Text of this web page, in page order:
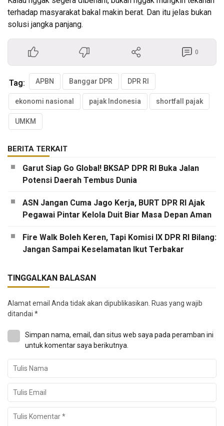
terhadap masyarakat bakal makin berat. Dan itu jelas bukan
solusi jangka panjang.
0
Tag: APBN Banggar DPR DPR RI
ekonomi nasional pajak Indonesia shortfall pajak
UMKM
BERITA TERKAIT
Garut Siap Go Global! BKSAP DPR RI Buka Jalan
Potensi Daerah Tembus Dunia
ASN Jangan Cuma Jago Kerja, BURT DPR RI Ajak
Pegawai Pintar Kelola Duit Biar Masa Depan Aman
Fire Walk Boleh Keren, Tapi Komisi IX DPR RI Bilang:
Jangan Sampai Keselamatan Ikut Terbakar
TINGGALKAN BALASAN
Alamat email Anda tidak akan dipublikasikan. Ruas yang wajib
ditandai *
Simpan nama, email, dan situs web saya pada peramban ini
untuk komentar saya berikutnya.